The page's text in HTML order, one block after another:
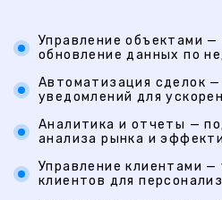
Управление объектами
обновление данных по
Автоматизация сделок
уведомлений для
Аналитика и отчеты —
анализа рынка и
Управление клиентами —
клиентов для